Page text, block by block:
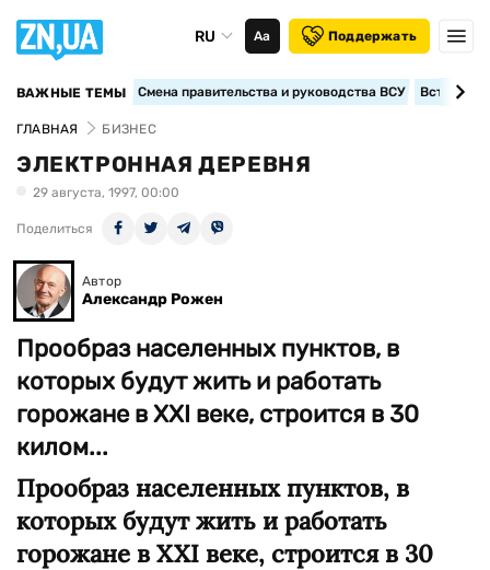
RU Аа Поддержать
ВАЖНЫЕ ТЕМЫ Смена правительства и руководства ВСУ
ГЛАВНАЯ БИЗНЕС
ЭЛЕКТРОННАЯ ДЕРЕВНЯ
29 августа, 1997, 00:00
Поделиться
Автор
Александр Рожен
Прообраз населенных пунктов, в
которых будут жить и работать
горожане в XXI веке, строится в 30
килом...
Прообраз населенных пунктов, в
которых будут жить и работать
горожане в XXI веке, строится в 30